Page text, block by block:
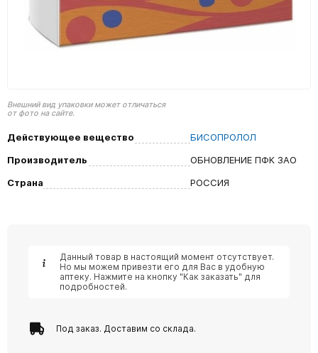
Внешний вид упаковки может отличаться
от фото на сайте.
Действующее вещество
БИСОПРОЛОЛ
Производитель
ОБНОВЛЕНИЕ ПФК ЗАО
Страна
РОССИЯ
Данный товар в настоящий момент отсутствует.
Но мы можем привезти его для Вас в удобную
аптеку. Нажмите на кнопку "Как заказать" для
подробностей.
Под заказ. Доставим со склада.